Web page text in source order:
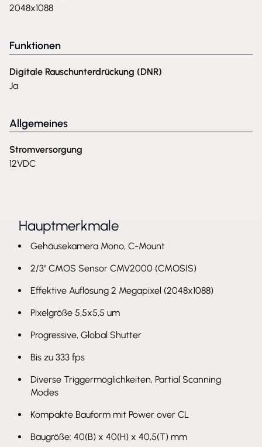
2048x1088
Funktionen
Digitale Rauschunterdrückung (DNR)
Ja
Allgemeines
Stromversorgung
12VDC
Hauptmerkmale
Gehäusekamera Mono, C-Mount
2/3" CMOS Sensor CMV2000 (CMOSIS)
Effektive Auflösung 2 Megapixel (2048x1088)
Pixelgröße 5,5x5,5 um
Progressive, Global Shutter
Bis zu 333 fps
Diverse Triggermöglichkeiten, Partial Scanning
Modes
Kompakte Bauform mit Power over CL
Baugröße: 40(B) x 40(H) x 40,5(T) mm